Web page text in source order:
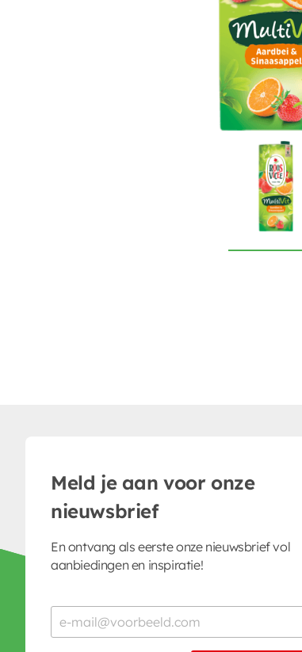
Meld je aan voor onze
nieuwsbrief
En ontvang als eerste onze nieuwsbrief vol
aanbiedingen en inspiratie!